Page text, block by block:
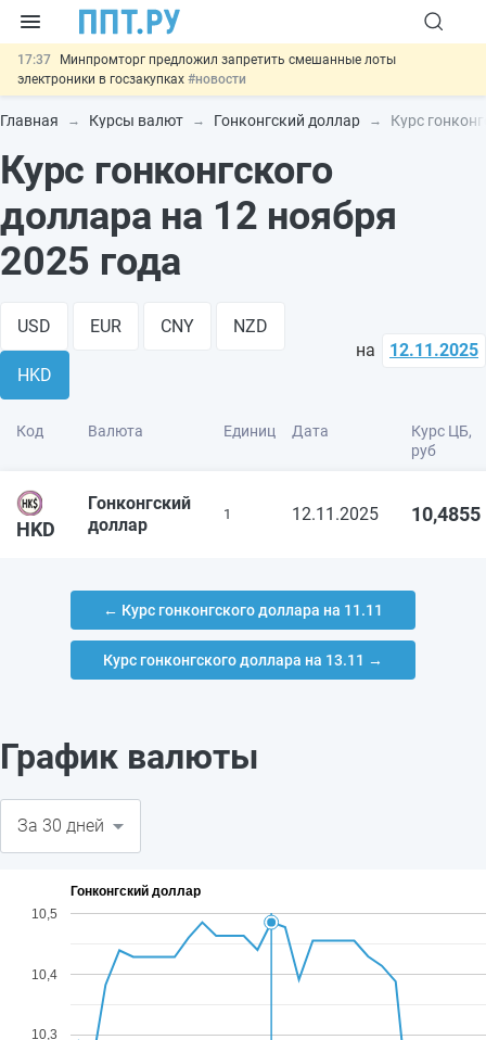
17:37
Минпромторг предложил запретить смешанные лоты
электроники в госзакупках #новости
17:13 Подписан указ об отмене спецрежима для вкладов физлиц из
недружественных стран#новости
сделках: инициатива
15:51
МВД запускает автоматическое аннулирование патента
13:48
Важно
Обеспечительный платёж СПОТ могут заменить
банковской гарантией
Главная Курсы валют Гонконгский доллар Курс
Курс гонконгского
доллара на 12 ноября
2025 года
USD EUR CNY NZD
HKD
на 12.11.2025
Код Валюта Единиц Дата
Курс ЦБ,
руб
HKD
Гонконгский
доллар
1 12.11.2025 10,4855
← Курс гонконгского доллара на 11.11
Курс гонконгского доллара на 13.11 →
График валюты
Гонконгский доллар
10,3
10,4
10,5